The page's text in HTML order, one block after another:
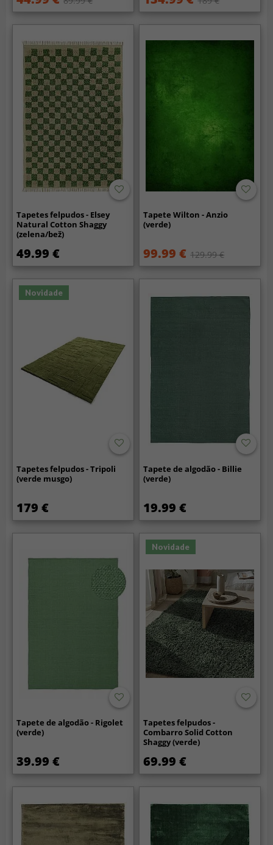
Tapetes felpudos - Elsey
Natural Cotton Shaggy
(zelena/bež)
49.99 €
Tapete Wilton - Anzio
(verde)
99.99 € 129.99 €
Novidade
Tapetes felpudos - Tripoli
(verde musgo)
179 €
Tapete de algodão - Billie
(verde)
19.99 €
Tapete de algodão - Rigolet
(verde)
39.99 €
Novidade
Tapetes felpudos -
Combarro Solid Cotton
Shaggy (verde)
69.99 €